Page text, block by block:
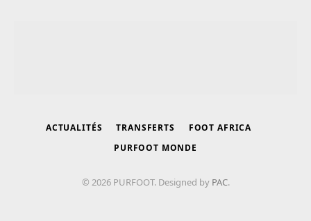
ACTUALITÉS TRANSFERTS
FOOT AFRICA
PURFOOT MONDE
© 2026 PURFOOT. Designed by PAC.